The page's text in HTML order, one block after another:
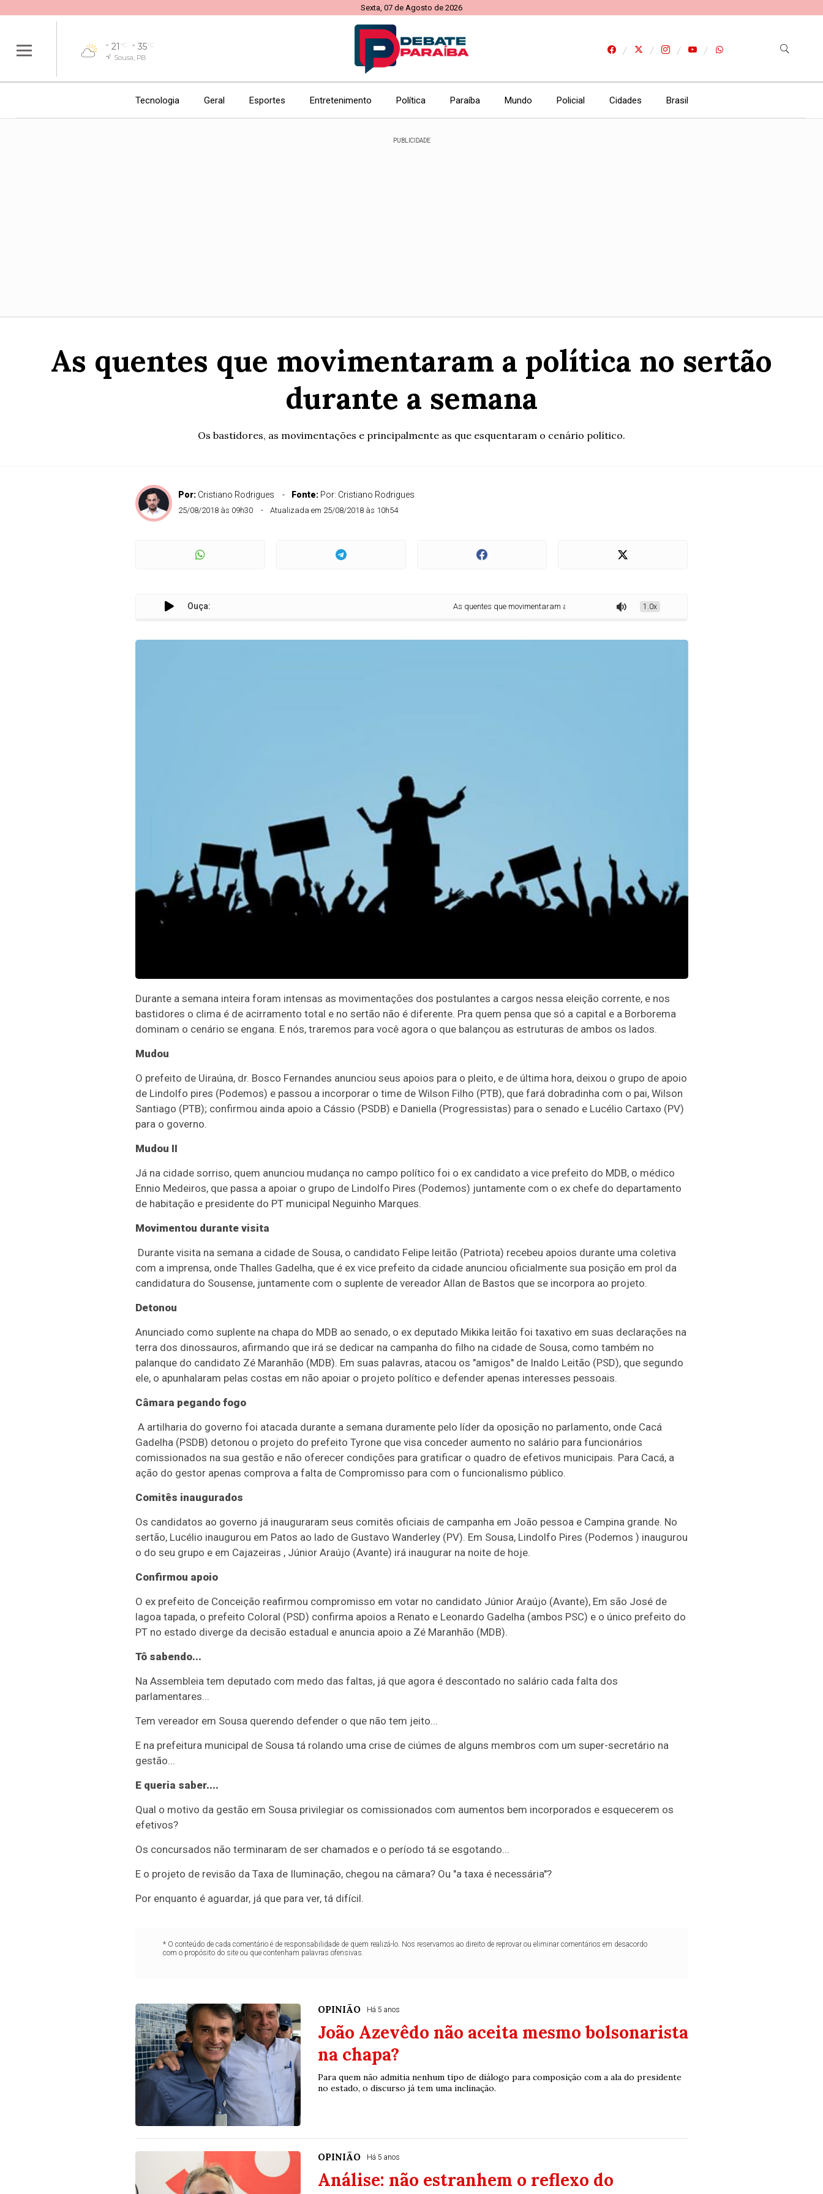
Sexta, 07 de Agosto de 2026
21 °C 35°C
Sousa, PB
Tecnologia Geral Esportes Entretenimento Política Paraíba Mundo Policial Cidades Brasil
PUBLICIDADE
As quentes que movimentaram a política no sertão
durante a semana
Os bastidores, as movimentações e principalmente as que esquentaram o cenário político.
Por: Cristiano Rodrigues Fonte: Por: Cristiano Rodrigues
25/08/2018 às 09h30 Atualizada em 25/08/2018 às 10h54
Ouça: As quentes que movimentaram a política no sertão durante a semana
1.0x
Durante a semana inteira foram intensas as movimentações dos postulantes a cargos nessa eleição corrente, e nos
bastidores o clima é de acirramento total e no sertão não é diferente. Pra quem pensa que só a capital e a Borborema
dominam o cenário se engana. E nós, traremos para você agora o que balançou as estruturas de ambos os lados.
Mudou
O prefeito de Uiraúna, dr. Bosco Fernandes anunciou seus apoios para o pleito, e de última hora, deixou o grupo de apoio
de Lindolfo pires (Podemos) e passou a incorporar o time de Wilson Filho (PTB), que fará dobradinha com o pai, Wilson
Santiago (PTB); confirmou ainda apoio a Cássio (PSDB) e Daniella (Progressistas) para o senado e Lucélio Cartaxo (PV)
para o governo.
Mudou II
Já na cidade sorriso, quem anunciou mudança no campo político foi o ex candidato a vice prefeito do MDB, o médico
Ennio Medeiros, que passa a apoiar o grupo de Lindolfo Pires (Podemos) juntamente com o ex chefe do departamento
de habitação e presidente do PT municipal Neguinho Marques.
Movimentou durante visita
Durante visita na semana a cidade de Sousa, o candidato Felipe leitão (Patriota) recebeu apoios durante uma coletiva
com a imprensa, onde Thalles Gadelha, que é ex vice prefeito da cidade anunciou oficialmente sua posição em prol da
candidatura do Sousense, juntamente com o suplente de vereador Allan de Bastos que se incorpora ao projeto.
Detonou
Anunciado como suplente na chapa do MDB ao senado, o ex deputado Mikika leitão foi taxativo em suas declarações na
terra dos dinossauros, afirmando que irá se dedicar na campanha do filho na cidade de Sousa, como também no
palanque do candidato Zé Maranhão (MDB). Em suas palavras, atacou os "amigos" de Inaldo Leitão (PSD), que segundo
ele, o apunhalaram pelas costas em não apoiar o projeto político e defender apenas interesses pessoais.
Câmara pegando fogo
A artilharia do governo foi atacada durante a semana duramente pelo líder da oposição no parlamento, onde Cacá
Gadelha (PSDB) detonou o projeto do prefeito Tyrone que visa conceder aumento no salário para funcionários
comissionados na sua gestão e não oferecer condições para gratificar o quadro de efetivos municipais. Para Cacá, a
ação do gestor apenas comprova a falta de Compromisso para com o funcionalismo público.
Comitês inaugurados
Os candidatos ao governo já inauguraram seus comitês oficiais de campanha em João pessoa e Campina grande. No
sertão, Lucélio inaugurou em Patos ao lado de Gustavo Wanderley (PV). Em Sousa, Lindolfo Pires (Podemos ) inaugurou
o do seu grupo e em Cajazeiras , Júnior Araújo (Avante) irá inaugurar na noite de hoje.
Confirmou apoio
O ex prefeito de Conceição reafirmou compromisso em votar no candidato Júnior Araújo (Avante), Em são José de
lagoa tapada, o prefeito Coloral (PSD) confirma apoios a Renato e Leonardo Gadelha (ambos PSC) e o único prefeito do
PT no estado diverge da decisão estadual e anuncia apoio a Zé Maranhão (MDB).
Tô sabendo...
Na Assembleia tem deputado com medo das faltas, já que agora é descontado no salário cada falta dos
parlamentares...
Tem vereador em Sousa querendo defender o que não tem jeito...
E na prefeitura municipal de Sousa tá rolando uma crise de ciúmes de alguns membros com um super-secretário na
gestão...
E queria saber....
Qual o motivo da gestão em Sousa privilegiar os comissionados com aumentos bem incorporados e esquecerem os
efetivos?
Os concursados não terminaram de ser chamados e o período tá se esgotando...
E o projeto de revisão da Taxa de Iluminação, chegou na câmara? Ou "a taxa é necessária"?
Por enquanto é aguardar, já que para ver, tá difícil.
* O conteúdo de cada comentário é de responsabilidade de quem realizá-lo. Nos reservamos ao direito de reprovar ou eliminar comentários em desacordo
com o propósito do site ou que contenham palavras ofensivas.
OPINIÃO Há 5 anos
João Azevêdo não aceita mesmo bolsonarista
na chapa?
Para quem não admitia nenhum tipo de diálogo para composição com a ala do presidente
no estado, o discurso já tem uma inclinação.
OPINIÃO Há 5 anos
Análise: não estranhem o reflexo do